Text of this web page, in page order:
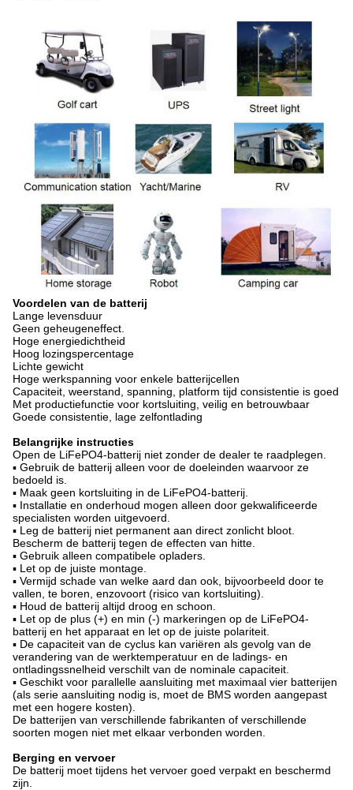
Voordelen van de batterij
Lange levensduur
Geen geheugeneffect.
Hoge energiedichtheid
Hoog lozingspercentage
Lichte gewicht
Hoge werkspanning voor enkele batterijcellen
Capaciteit, weerstand, spanning, platform tijd consistentie is goed
Met productiefunctie voor kortsluiting, veilig en betrouwbaar
Goede consistentie, lage zelfontlading
Belangrijke instructies
Open de LiFePO4-batterij niet zonder de dealer te raadplegen.
▪ Gebruik de batterij alleen voor de doeleinden waarvoor ze
bedoeld is.
▪ Maak geen kortsluiting in de LiFePO4-batterij.
▪ Installatie en onderhoud mogen alleen door gekwalificeerde
specialisten worden uitgevoerd.
▪ Leg de batterij niet permanent aan direct zonlicht bloot.
Bescherm de batterij tegen de effecten van hitte.
▪ Gebruik alleen compatibele opladers.
▪ Let op de juiste montage.
▪ Vermijd schade van welke aard dan ook, bijvoorbeeld door te
vallen, te boren, enzovoort (risico van kortsluiting).
▪ Houd de batterij altijd droog en schoon.
▪ Let op de plus (+) en min (-) markeringen op de LiFePO4-
batterij en het apparaat en let op de juiste polariteit.
▪ De capaciteit van de cyclus kan variëren als gevolg van de
verandering van de werktemperatuur en de ladings- en
ontladingssnelheid verschilt van de nominale capaciteit.
▪ Geschikt voor parallelle aansluiting met maximaal vier batterijen
(als serie aansluiting nodig is, moet de BMS worden aangepast
met een hogere kosten).
De batterijen van verschillende fabrikanten of verschillende
soorten mogen niet met elkaar verbonden worden.
Berging en vervoer
De batterij moet tijdens het vervoer goed verpakt en beschermd
zijn.